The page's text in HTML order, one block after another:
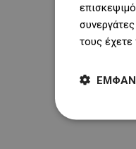
τους